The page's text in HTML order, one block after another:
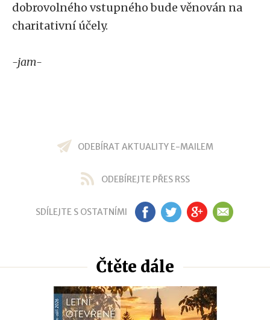
dobrovolného vstupného bude věnován na
charitativní účely.
-jam-
ODEBÍRAT AKTUALITY E-MAILEM
ODEBÍREJTE PŘES RSS
SDÍLEJTE S OSTATNÍMI FB TW GP EM
Čtěte dále